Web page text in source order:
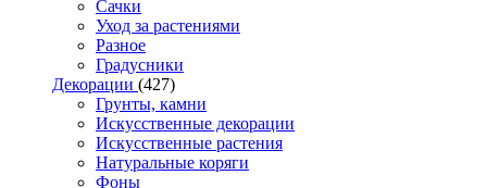
Сачки
Уход за растениями
Разное
Градусники
Декорации (427)
Грунты, камни
Искусственные декорации
Искусственные растения
Натуральные коряги
Фоны